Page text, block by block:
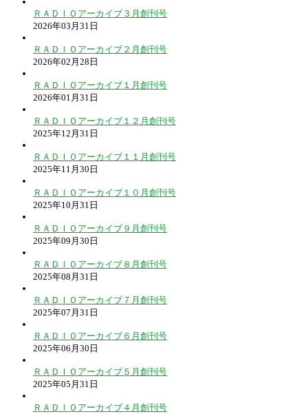
ＲＡＤＩＯアーカイブ３月創刊号
2026年03月31日
ＲＡＤＩＯアーカイブ２月創刊号
2026年02月28日
ＲＡＤＩＯアーカイブ１月創刊号
2026年01月31日
ＲＡＤＩＯアーカイブ１２月創刊号
2025年12月31日
ＲＡＤＩＯアーカイブ１１月創刊号
2025年11月30日
ＲＡＤＩＯアーカイブ１０月創刊号
2025年10月31日
ＲＡＤＩＯアーカイブ９月創刊号
2025年09月30日
ＲＡＤＩＯアーカイブ８月創刊号
2025年08月31日
ＲＡＤＩＯアーカイブ７月創刊号
2025年07月31日
ＲＡＤＩＯアーカイブ６月創刊号
2025年06月30日
ＲＡＤＩＯアーカイブ５月創刊号
2025年05月31日
ＲＡＤＩＯアーカイブ４月創刊号